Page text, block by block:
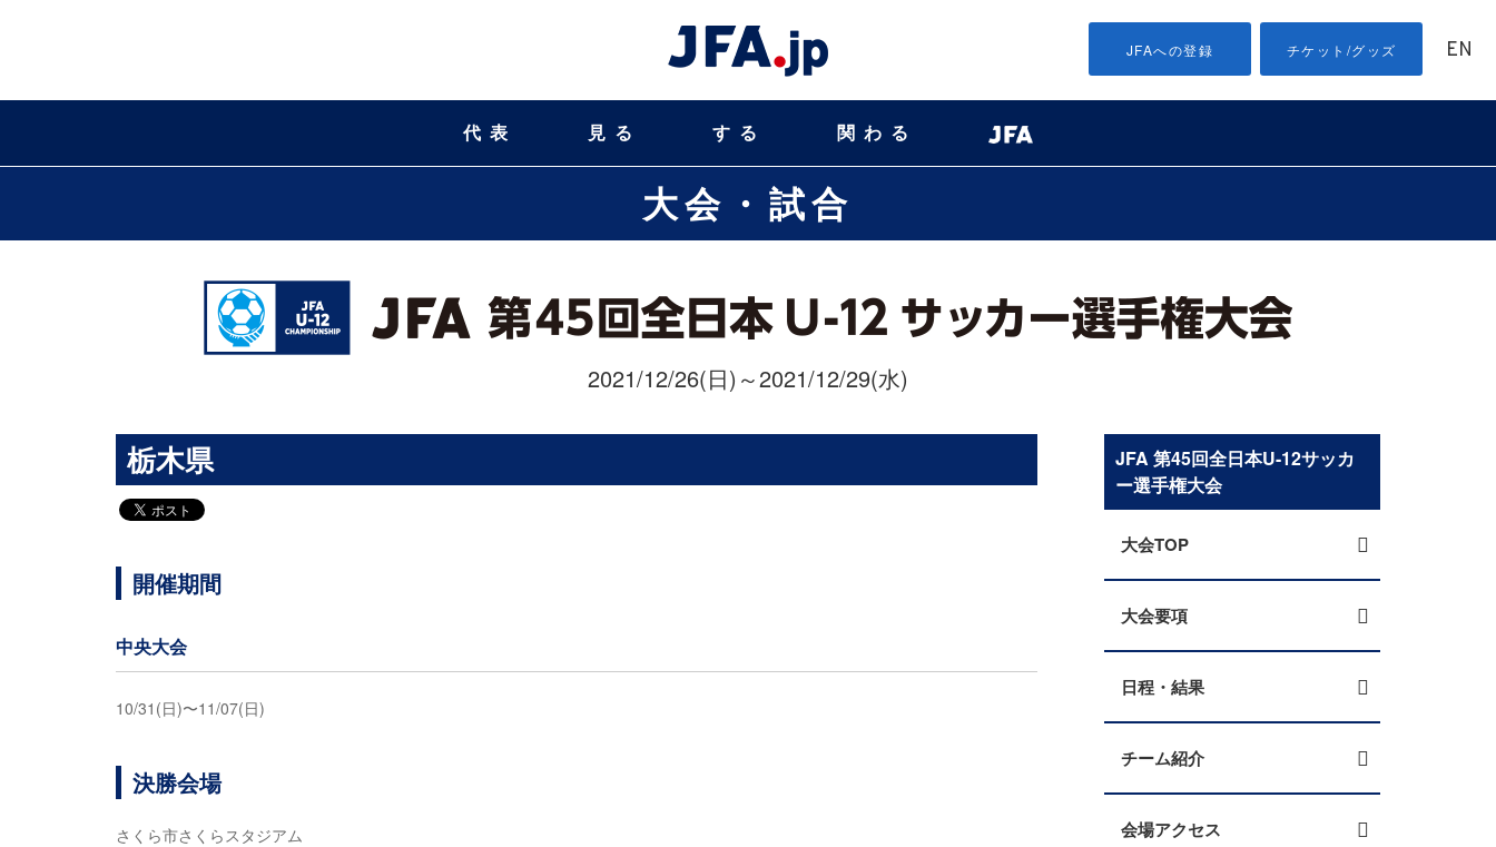
JFAへの登録 チケット/グッズ EN
代表 見る する 関わる
大会・試合
2021/12/26(日)～2021/12/29(水)
栃木県
開催期間
中央大会
10/31(日)〜11/07(日)
決勝会場
さくら市さくらスタジアム
JFA 第45回全日本U-12サッカ
ー選手権大会
大会TOP
大会要項
日程・結果
チーム紹介
会場アクセス